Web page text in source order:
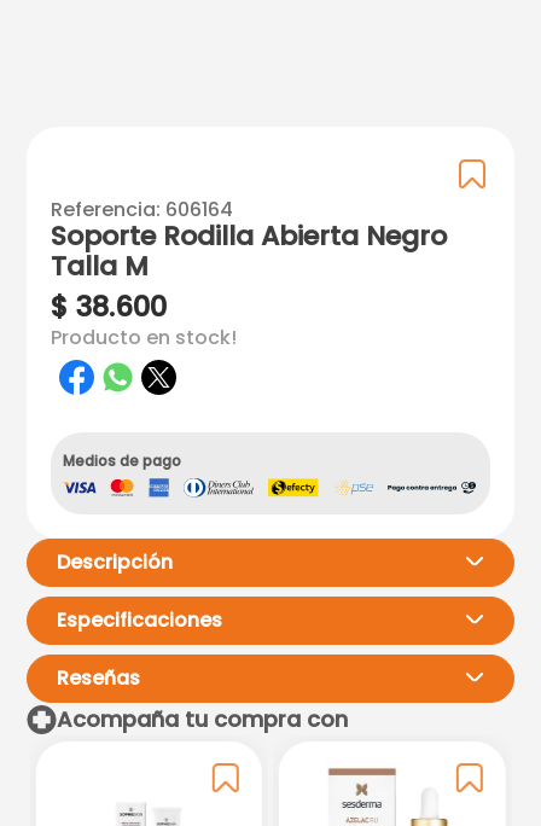
Referencia: 606164
Soporte Rodilla Abierta Negro
Talla M
$ 38.600
Producto en stock!
Medios de pago
Descripción
Especificaciones
Reseñas
Por favor, inicia sesión para
escribir un comentario.
Acompaña tu compra con